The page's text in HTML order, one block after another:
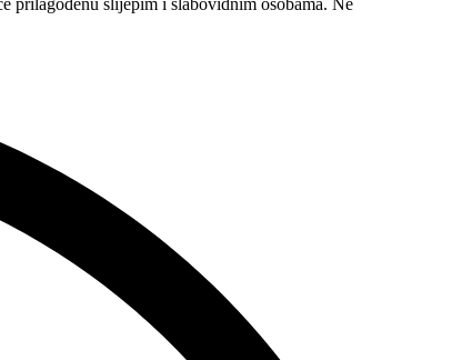
prilagođenu slijepim i slabovidnim osobama. Ne